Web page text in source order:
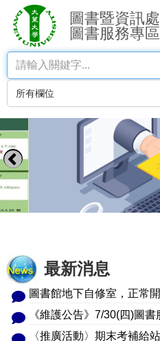
圖書暨資訊處
圖書服務專區
所有欄位
最新消息